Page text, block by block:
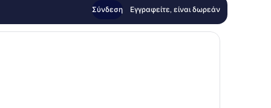
Σύνδεση Εγγραφείτε, είναι δωρεάν